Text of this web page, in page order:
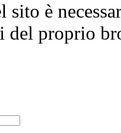
sito è
del proprio